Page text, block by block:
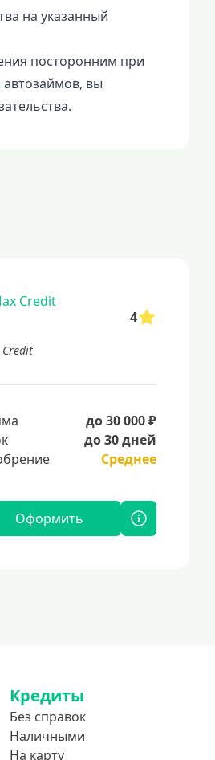
на указанный
посторонним при
вы
4
до 30 000 ₽
до 30 дней
Среднее
Оформить
Кредиты
Без справок
Наличными
На карту